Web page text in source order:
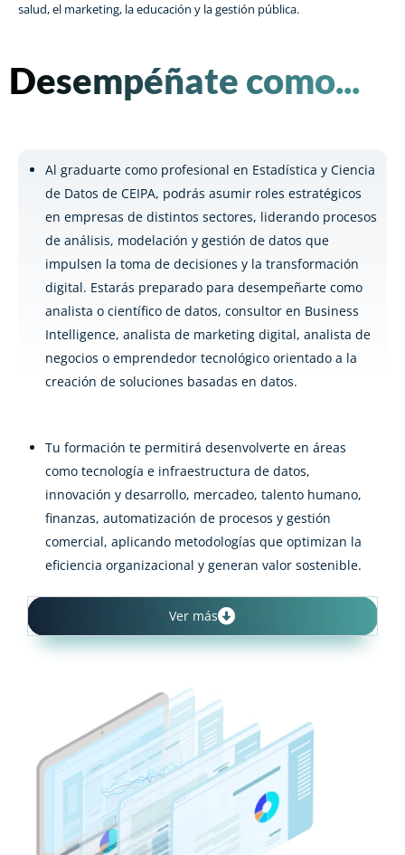
salud, el marketing, la educación y la gestión pública.
Desempéñate como...
Al graduarte como profesional en Estadística y Ciencia
de Datos de CEIPA, podrás asumir roles estratégicos
en empresas de distintos sectores, liderando procesos
de análisis, modelación y gestión de datos que
impulsen la toma de decisiones y la transformación
digital. Estarás preparado para desempeñarte como
analista o científico de datos, consultor en Business
Intelligence, analista de marketing digital, analista de
negocios o emprendedor tecnológico orientado a la
creación de soluciones basadas en datos.
Tu formación te permitirá desenvolverte en áreas
como tecnología e infraestructura de datos,
innovación y desarrollo, mercadeo, talento humano,
finanzas, automatización de procesos y gestión
comercial, aplicando metodologías que optimizan la
eficiencia organizacional y generan valor sostenible.
Ver más